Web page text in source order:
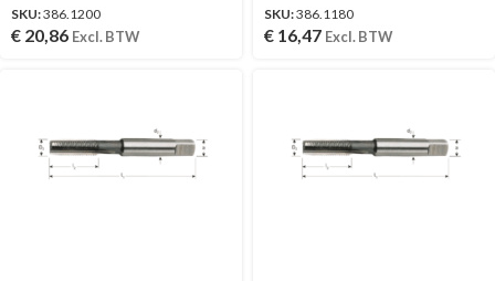
SKU:386.1200
€ 20,86 Excl. BTW
SKU:386.1180
€ 16,47 Excl. BTW